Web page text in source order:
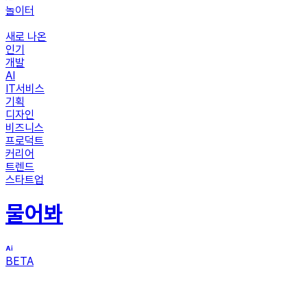
놀이터
새로 나온
인기
개발
AI
IT서비스
기획
디자인
비즈니스
프로덕트
커리어
트렌드
스타트업
물어봐
BETA